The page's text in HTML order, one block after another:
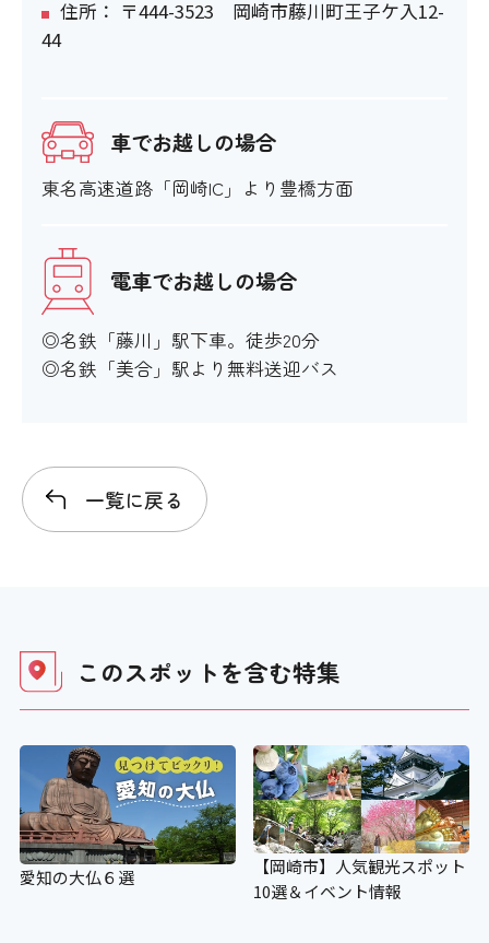
オストメイト対応
館内移動について
階段・段差
〇
エレベーター
〇
行先階等の表示
住所： 〒444-3523 岡崎市藤川町王子ケ入12-
44
車でお越しの場合
東名高速道路「岡崎IC」より豊橋方面
電車でお越しの場合
◎名鉄「藤川」駅下車。徒歩20分
◎名鉄「美合」駅より無料送迎バス
一覧に戻る
このスポットを含む特集
愛知の大仏６選
【岡崎市】人気観光スポット
10選＆イベント情報